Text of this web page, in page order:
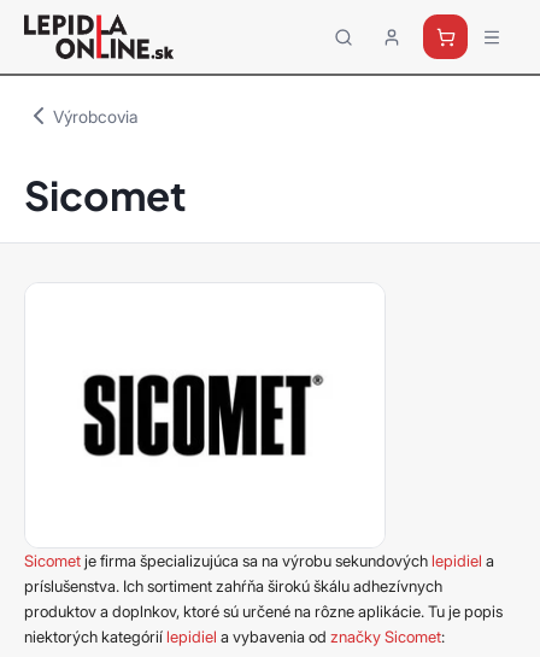
Priemyselné
lepidlá
Výrobcovia
Sicomet
Sicometje firma špecializujúca sa na výrobu sekundových lepidiel a
príslušenstva. Ich sortiment zahŕňa širokú škálu adhezívnych
produktov a doplnkov, ktoré sú určené na rôzne aplikácie. Tu je popis
niektorých kategórií lepidiel a vybavenia od značky Sicomet: